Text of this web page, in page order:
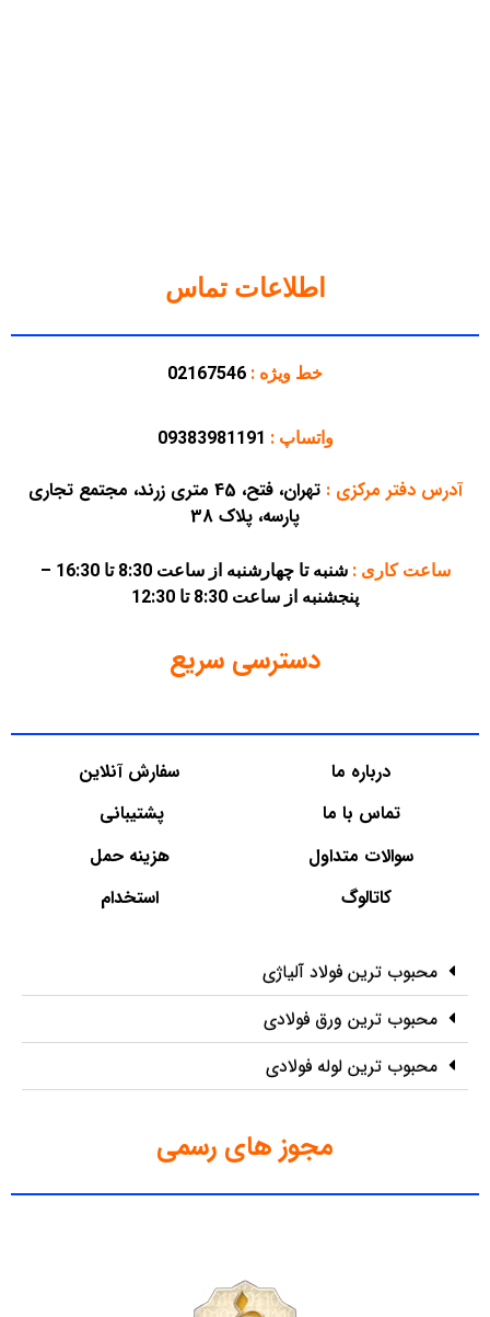
اطلاعات تماس
خط ویژه : 02167546
واتساپ : 09383981191
آدرس دفتر مرکزی:
تهران، فتح، 45 متری زرند، مجتمع تجاری
پارسه، پلاک 38
ساعت کاری :
شنبه تا چهارشنبه از ساعت 8:30 تا 16:30 –
پنجشنبه از ساعت 8:30 تا 12:30
دسترسی سریع
درباره ما
تماس با ما
سوالات متداول
کاتالوگ
سفارش آنلاین
پشتیبانی
هزینه حمل
استخدام
محبوب ترین فولاد آلیاژی
محبوب ترین ورق فولادی
محبوب ترین لوله فولادی
مجوز های رسمی